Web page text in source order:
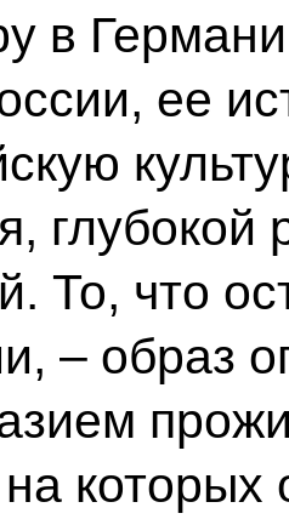
в
ее
глубокой
То, что
– образ
которых